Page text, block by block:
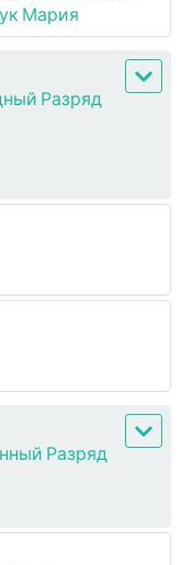
Мария
Разряд
Разряд